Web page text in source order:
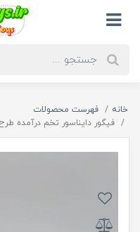
خانه
فهرست محصولات
فیگور دایناسور تخم درآمده طرح